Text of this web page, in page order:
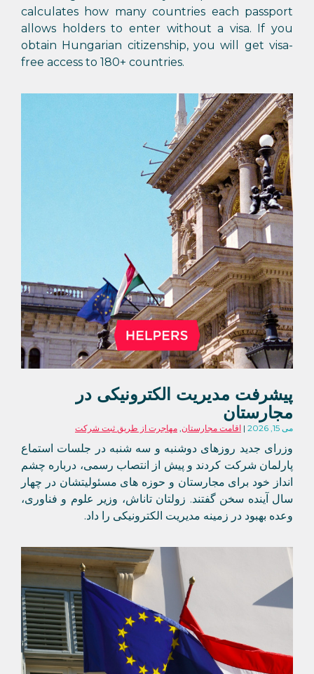
calculates how many countries each passport
allows holders to enter without a visa. If you
obtain Hungarian citizenship, you will get visa-
free access to 180+ countries.
پیشرفت مدیریت الکترونیکی در
مجارستان
می 15, 2026 اقامت مجارستان, مهاجرت از طریق ثبت شرکت
وزرای جدید روزهای دوشنبه و سه شنبه در جلسات استماع
پارلمان شرکت کردند و پیش از انتصاب رسمی، درباره چشم
انداز خود برای مجارستان و حوزه های مسئولیتشان در چهار
سال آینده سخن گفتند. زولتان تاناش، وزیر علوم و فناوری،
وعده بهبود در زمینه مدیریت الکترونیکی را داد.